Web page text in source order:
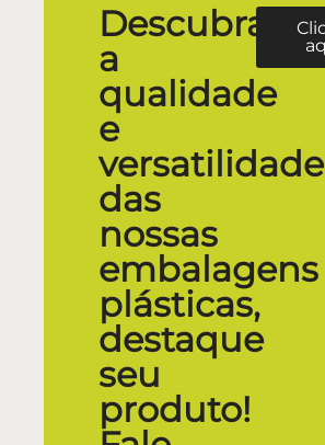
Descubra
a
qualidade
e
versatilidade
das
nossas
embalagens
plásticas,
destaque
seu
produto!